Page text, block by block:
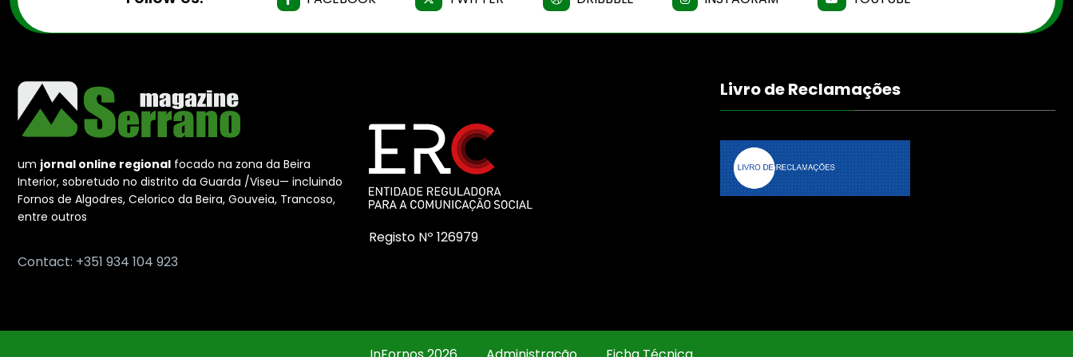
um jornal online regional focado na zona da Beira
Interior, sobretudo no distrito da Guarda /Viseu— incluindo
Fornos de Algodres, Celorico da Beira, Gouveia, Trancoso,
entre outros
Contact: +351 934 104 923
Registo Nº 126979
Livro de Reclamações